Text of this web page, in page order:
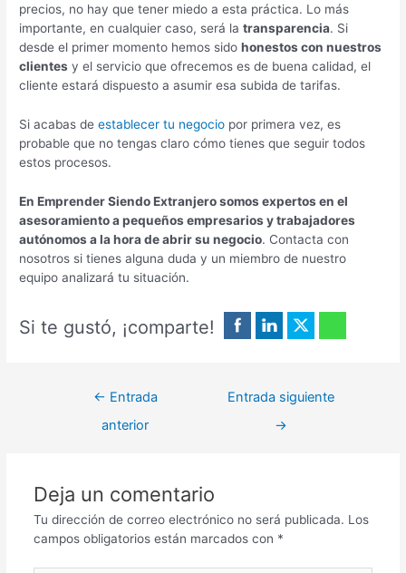
precios, no hay que tener miedo a esta práctica. Lo más
importante, en cualquier caso, será latransparencia. Si
desde el primer momento hemos sidohonestos con nuestros
clientes y el servicio que ofrecemos es de buena calidad, el
cliente estará dispuesto a asumir esa subida de tarifas.
Si acabas deestablecer tu negocio por primera vez, es
probable que no tengas claro cómo tienes que seguir todos
estos procesos.
En Emprender Siendo Extranjero somos expertos en el
asesoramiento a pequeños empresarios y trabajadores
autónomos a la hora de abrir su negocio. Contacta con
nosotros si tienes alguna duda y un miembro de nuestro
equipo analizará tu situación.
Si te gustó, ¡comparte!
← Entrada
anterior
Entrada siguiente
→
Deja un comentario
Tu dirección de correo electrónico no será publicada. Los
campos obligatorios están marcados con *